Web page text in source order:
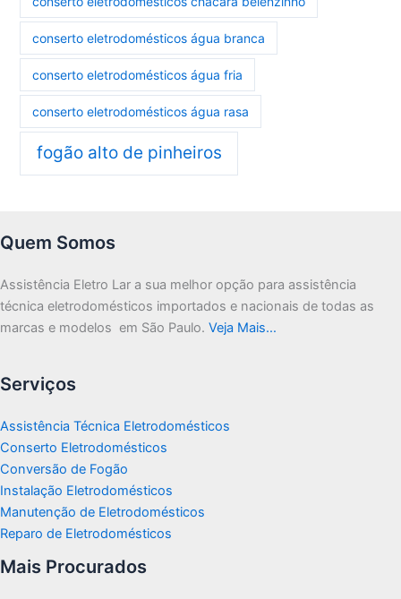
conserto eletrodomésticos água branca
conserto eletrodomésticos água fria
conserto eletrodomésticos água rasa
fogão alto de pinheiros
Quem Somos
Assistência Eletro Lar a sua melhor opção para assistência
técnica eletrodomésticos importados e nacionais de todas as
marcas e modelos em São Paulo. Veja Mais…
Serviços
Assistência Técnica Eletrodomésticos
Conserto Eletrodomésticos
Conversão de Fogão
Instalação Eletrodomésticos
Manutenção de Eletrodomésticos
Reparo de Eletrodomésticos
Mais Procurados